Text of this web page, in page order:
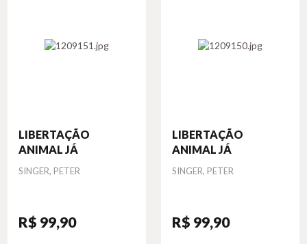
LIBERTAÇÃO
ANIMAL JÁ
Autor
SINGER, PETER
R$ 99,90
LIBERTAÇÃO
ANIMAL JÁ
Autor
SINGER, PETER
R$ 99,90